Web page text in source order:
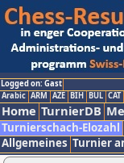
Logged on: Gast
Arabic ARM AZE BIH BUL CAT
Home TurnierDB
Turnierschach-Elozahl
Allgemeines Turnier